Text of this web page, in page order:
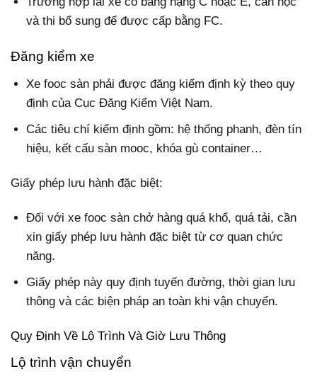
và thi bổ sung để được cấp bằng FC.
Đăng kiểm xe
Xe fooc sàn phải được đăng kiểm định kỳ theo quy
định của Cục Đăng Kiểm Việt Nam.
Các tiêu chí kiểm định gồm: hệ thống phanh, đèn tín
hiệu, kết cấu sàn mooc, khóa gù container…
Giấy phép lưu hành đặc biệt:
Đối với xe fooc sàn chở hàng quá khổ, quá tải, cần
xin giấy phép lưu hành đặc biệt từ cơ quan chức
năng.
Giấy phép này quy định tuyến đường, thời gian lưu
thông và các biện pháp an toàn khi vận chuyển.
Quy Định Về Lộ Trình Và Giờ Lưu Thông
Lộ trình vận chuyển